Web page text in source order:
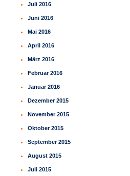
Juli 2016
Juni 2016
Mai 2016
April 2016
März 2016
Februar 2016
Januar 2016
Dezember 2015
November 2015
Oktober 2015
September 2015
August 2015
Juli 2015